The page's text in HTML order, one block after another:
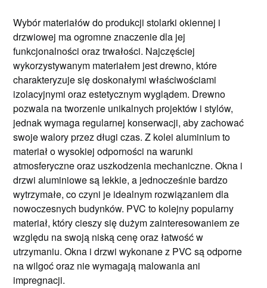
Wybór materiałów do produkcji stolarki okiennej i
drzwiowej ma ogromne znaczenie dla jej
funkcjonalności oraz trwałości. Najczęściej
wykorzystywanym materiałem jest drewno, które
charakteryzuje się doskonałymi właściwościami
izolacyjnymi oraz estetycznym wyglądem. Drewno
pozwala na tworzenie unikalnych projektów i stylów,
jednak wymaga regularnej konserwacji, aby zachować
swoje walory przez długi czas. Z kolei aluminium to
materiał o wysokiej odporności na warunki
atmosferyczne oraz uszkodzenia mechaniczne. Okna i
drzwi aluminiowe są lekkie, a jednocześnie bardzo
wytrzymałe, co czyni je idealnym rozwiązaniem dla
nowoczesnych budynków. PVC to kolejny popularny
materiał, który cieszy się dużym zainteresowaniem ze
względu na swoją niską cenę oraz łatwość w
utrzymaniu. Okna i drzwi wykonane z PVC są odporne
na wilgoć oraz nie wymagają malowania ani
impregnacji.